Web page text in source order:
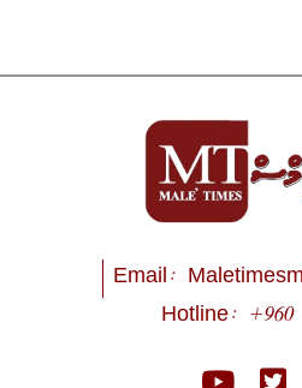
Email:
Hotline: +960